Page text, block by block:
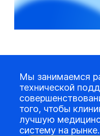
Мы занимаемся
технической
того, чтобы
лучшую
систему на рынке.